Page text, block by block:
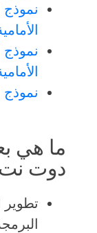
ما هي
دوت
تطوير